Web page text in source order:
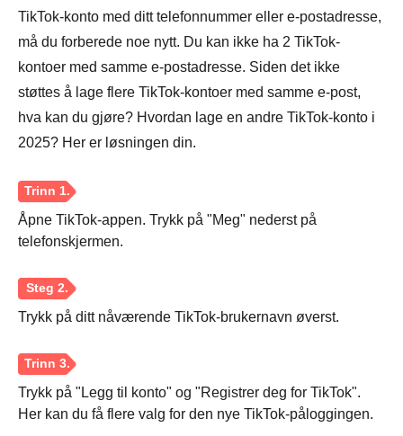
TikTok-konto med ditt telefonnummer eller e-postadresse,
må du forberede noe nytt. Du kan ikke ha 2 TikTok-
kontoer med samme e-postadresse. Siden det ikke
støttes å lage flere TikTok-kontoer med samme e-post,
hva kan du gjøre? Hvordan lage en andre TikTok-konto i
2025? Her er løsningen din.
Åpne TikTok-appen. Trykk på "Meg" nederst på
telefonskjermen.
Trykk på ditt nåværende TikTok-brukernavn øverst.
Trykk på "Legg til konto" og "Registrer deg for TikTok".
Her kan du få flere valg for den nye TikTok-påloggingen.